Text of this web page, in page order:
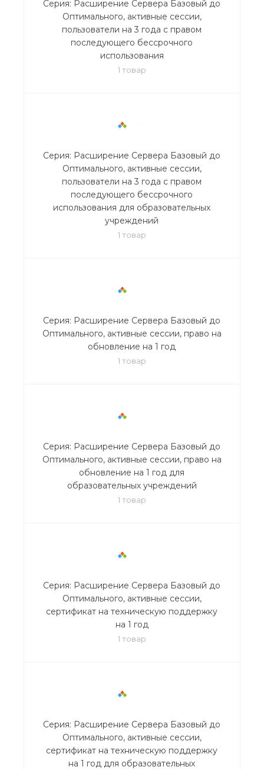
Серия: Расширение Сервера Базовый до
Оптимального, активные сессии,
пользователи на 3 года с правом
последующего бессрочного
использования
1 товар
Серия: Расширение Сервера Базовый до
Оптимального, активные сессии,
пользователи на 3 года с правом
последующего бессрочного
использования для образовательных
учреждений
1 товар
Серия: Расширение Сервера Базовый до
Оптимального, активные сессии, право на
обновление на 1 год
1 товар
Серия: Расширение Сервера Базовый до
Оптимального, активные сессии, право на
обновление на 1 год для
образовательных учреждений
1 товар
Серия: Расширение Сервера Базовый до
Оптимального, активные сессии,
сертификат на техническую поддержку
на 1 год
1 товар
Серия: Расширение Сервера Базовый до
Оптимального, активные сессии,
сертификат на техническую поддержку
на 1 год для образовательных